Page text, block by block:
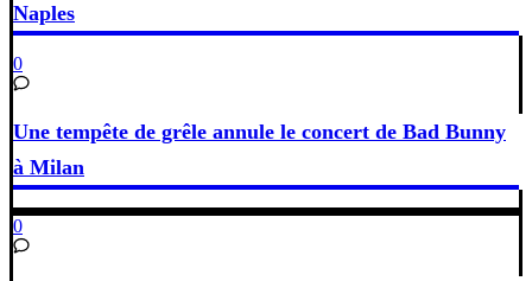
Naples
0
Une tempête de grêle annule le concert de Bad Bunny
à Milan
0